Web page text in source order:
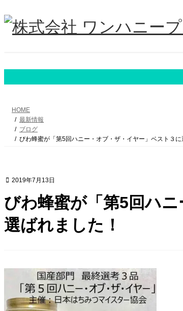
ン
キ
ビ
に
HOME
最新情報
ブログ
びわ蜂蜜が「第5回ハニー・オブ・ザ・イヤー」ベスト３に
2019年7月13日
びわ蜂蜜が「第5回ハ
選ばれました！